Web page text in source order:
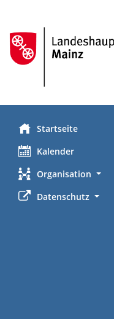
Startseite
Kalender
Organisation
Datenschutz